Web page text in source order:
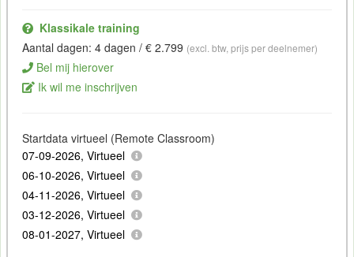
Klassikale training
Aantal dagen: 4 dagen / € 2.799 (excl. btw, prijs per deelnemer)
Bel mij hierover
Ik wil me inschrijven
Startdata virtueel (Remote Classroom)
07-09-2026, Virtueel
06-10-2026, Virtueel
04-11-2026, Virtueel
03-12-2026, Virtueel
08-01-2027, Virtueel